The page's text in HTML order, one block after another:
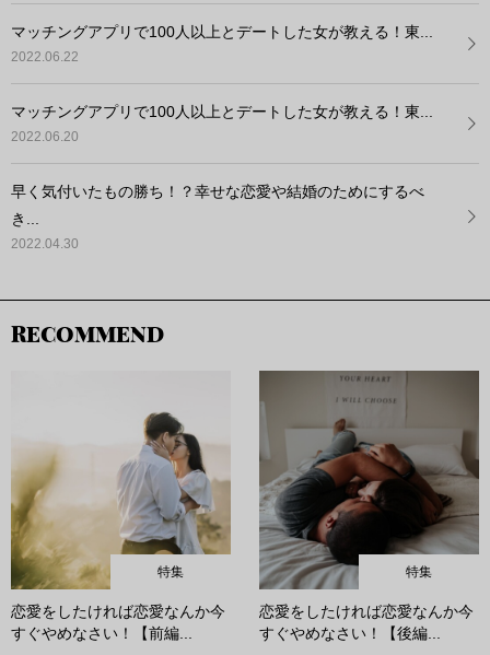
マッチングアプリで100人以上とデートした女が教える！東...
2022.06.22
マッチングアプリで100人以上とデートした女が教える！東...
2022.06.20
早く気付いたもの勝ち！？幸せな恋愛や結婚のためにするべ
き...
2022.04.30
RECOMMEND
特集
恋愛をしたければ恋愛なんか今
すぐやめなさい！【前編...
特集
恋愛をしたければ恋愛なんか今
すぐやめなさい！【後編...